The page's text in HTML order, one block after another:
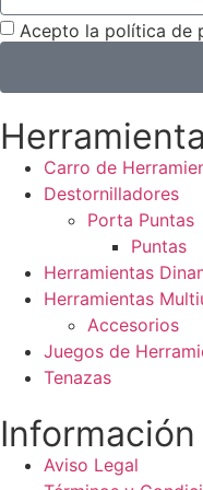
Acepto la política de
Carro de
Destornilladores
Porta Puntas
Puntas
Herramientas
Herramientas
Accesorios
Juegos de
Tenazas
Aviso Legal